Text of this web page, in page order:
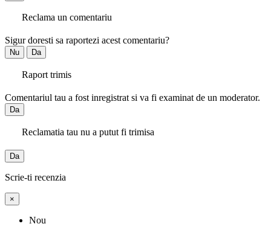
Reclama un comentariu
Sigur doresti sa raportezi acest comentariu?
Nu Da
Raport trimis
Comentariul tau a fost inregistrat si va fi examinat de un moderator.
Da
Reclamatia tau nu a putut fi trimisa
Da
Scrie-ti recenzia
×
Nou